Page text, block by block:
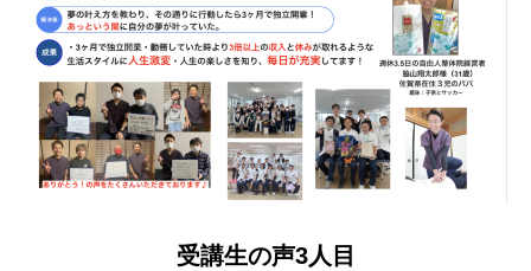
受講生の声3人目